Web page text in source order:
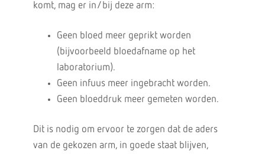
komt, mag er in/bij deze arm:
Geen bloed meer geprikt worden
(bijvoorbeeld bloedafname op het
laboratorium).
Geen infuus meer ingebracht worden.
Geen bloeddruk meer gemeten worden.
Dit is nodig om ervoor te zorgen dat de aders
van de gekozen arm, in goede staat blijven,